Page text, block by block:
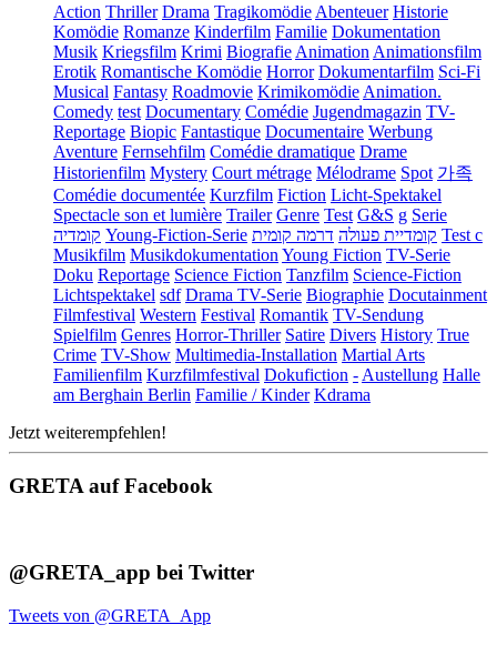
Action Thriller Drama Tragikomödie Abenteuer Historie
Komödie Romanze Kinderfilm Familie Dokumentation
Musik Kriegsfilm Krimi Biografie Animation Animationsfilm
Erotik Romantische Komödie Horror Dokumentarfilm Sci-Fi
Musical Fantasy Roadmovie Krimikomödie Animation.
Comedy test Documentary Comédie Jugendmagazin TV-
Reportage Biopic Fantastique Documentaire Werbung
Aventure Fernsehfilm Comédie dramatique Drame
Historienfilm Mystery Court métrage Mélodrame Spot 가족
Comédie documentée Kurzfilm Fiction Licht-Spektakel
Spectacle son et lumière Trailer Genre Test G&S g Serie
קומדיה Young-Fiction-Serie קומדיית פעולה דרמה קומית
Test c
Musikfilm Musikdokumentation Young Fiction TV-Serie
Doku Reportage Science Fiction Tanzfilm Science-Fiction
Lichtspektakel sdf Drama TV-Serie Biographie Docutainment
Filmfestival Western Festival Romantik TV-Sendung
Spielfilm Genres Horror-Thriller Satire Divers History True
Crime TV-Show Multimedia-Installation Martial Arts
Familienfilm Kurzfilmfestival Dokufiction - Austellung Halle
am Berghain Berlin Familie / Kinder Kdrama
Jetzt weiterempfehlen!
GRETA auf Facebook
@GRETA_app bei Twitter
Tweets von @GRETA_App